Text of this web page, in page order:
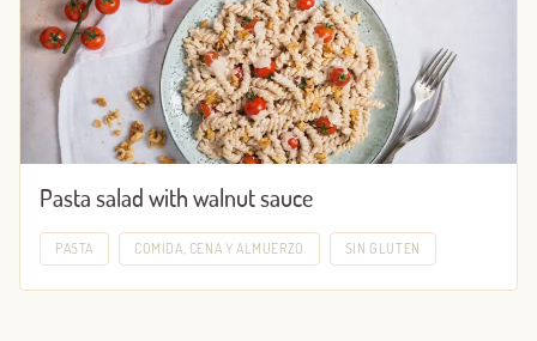
Pasta salad with walnut sauce
PASTA COMIDA, CENA Y ALMUERZO SIN GLUTEN